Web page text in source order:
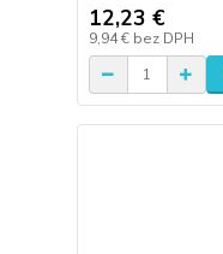
12,23 €
9,94 € bez DPH